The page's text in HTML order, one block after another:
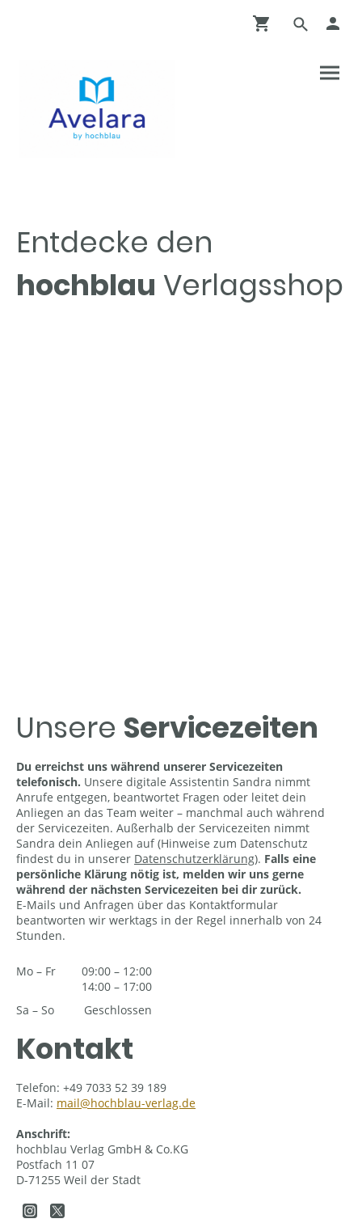
Entdecke den
hochblau Verlagsshop
Unsere Servicezeiten
Du erreichst uns während unserer Servicezeiten
telefonisch. Unsere digitale Assistentin Sandra nimmt
Anrufe entgegen, beantwortet Fragen oder leitet dein
Anliegen an das Team weiter – manchmal auch während
der Servicezeiten. Außerhalb der Servicezeiten nimmt
Sandra dein Anliegen auf (Hinweise zum Datenschutz
findest du in unserer Datenschutzerklärung). Falls eine
persönliche Klärung nötig ist, melden wir uns gerne
während der nächsten Servicezeiten bei dir zurück.
E-Mails und Anfragen über das Kontaktformular
beantworten wir werktags in der Regel innerhalb von 24
Stunden.
Mo – Fr 09:00 – 12:00
14:00 – 17:00
Sa – So Geschlossen
Kontakt
Telefon: +49 7033 52 39 189
E-Mail: mail@hochblau-verlag.de
Anschrift:
hochblau Verlag GmbH & Co.KG
Postfach 11 07
D-71255 Weil der Stadt